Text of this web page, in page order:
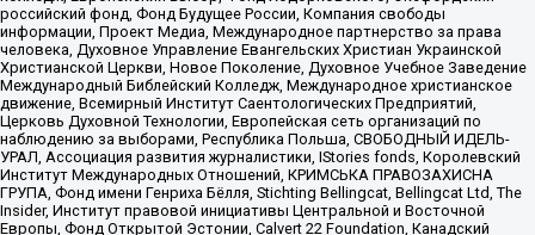
российский фонд, Фонд Будущее России, Компания свободы
информации, Проект Медиа, Международное партнерство за права
человека, Духовное Управление Евангельских Христиан Украинской
Христианской Церкви, Новое Поколение, Духовное Учебное Заведение
Международный Библейский Колледж, Международное христианское
движение, Всемирный Институт Саентологических Предприятий,
Церковь Духовной Технологии, Европейская сеть организаций по
наблюдению за выборами, Республика Польша, СВОБОДНЫЙ ИДЕЛЬ-
УРАЛ, Ассоциация развития журналистики, IStories fonds, Королевский
Институт Международных Отношений, КРИМСЬКА ПРАВОЗАХИСНА
ГРУПА, Фонд имени Генриха Бёлля, Stichting Bellingcat, Bellingcat Ltd, The
Insider, Институт правовой инициативы Центральной и Восточной
Европы, Фонд Открытой Эстонии, Calvert 22 Foundation, Канадский